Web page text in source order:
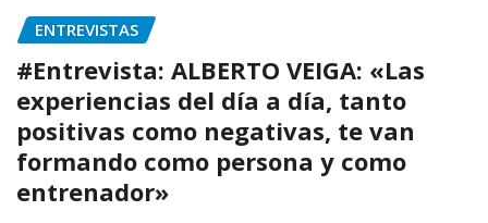
ENTREVISTAS
#Entrevista: ALBERTO VEIGA: «Las
experiencias del día a día, tanto
positivas como negativas, te van
formando como persona y como
entrenador»